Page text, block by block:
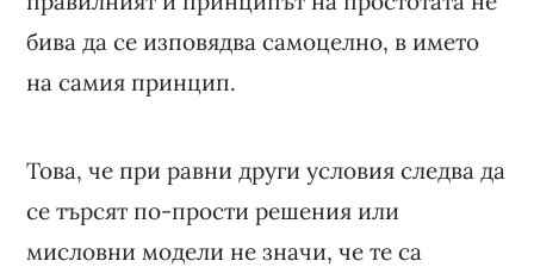
бива да се изповядва самоцелно, в името
на самия принцип.
Това, че при равни други условия следва да
се търсят по-прости решения или
мисловни модели не значи, че те са